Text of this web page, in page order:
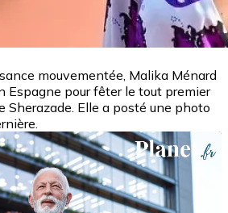
mouvementée, Malika Ménard
Espagne pour fêter le tout premier
Sherazade. Elle a posté une photo